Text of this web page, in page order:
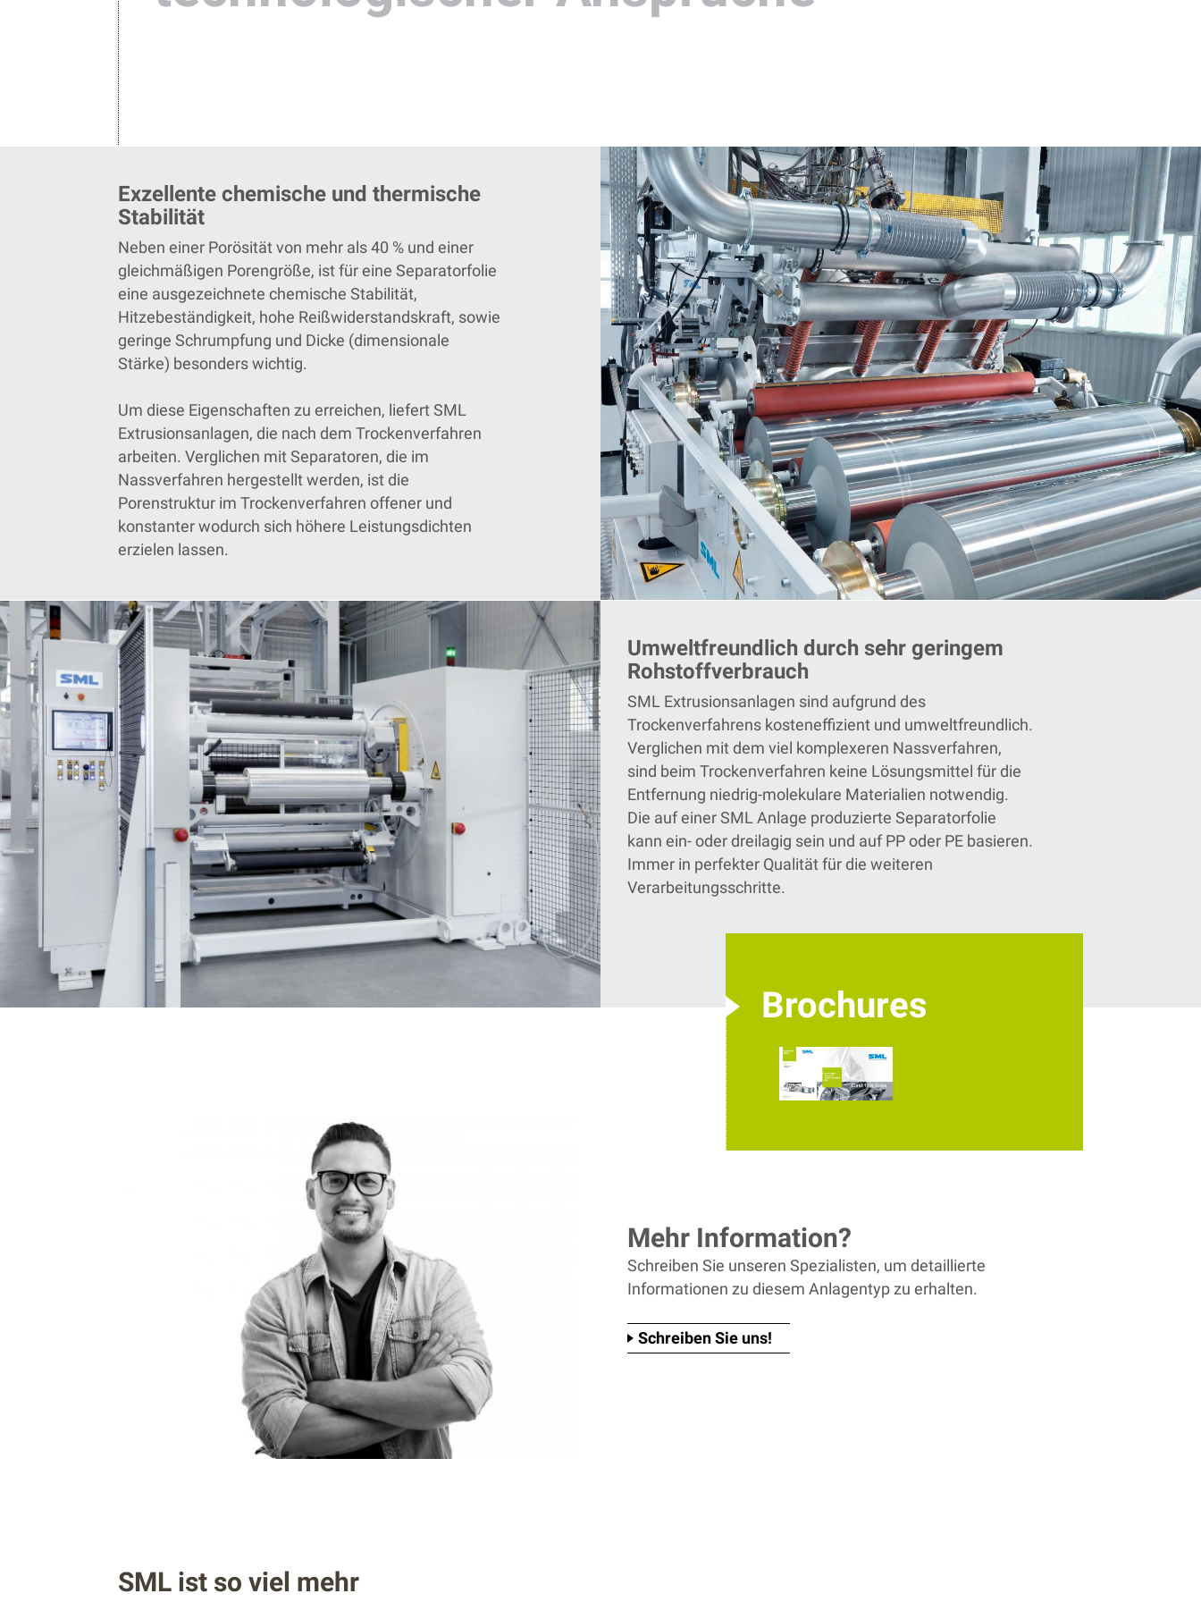
Exzellente chemische und thermische
Stabilität
Neben einer Porösität von mehr als 40 % und einer
gleichmäßigen Porengröße, ist für eine Separatorfolie
eine ausgezeichnete chemische Stabilität,
Hitzebeständigkeit, hohe Reißwiderstandskraft, sowie
geringe Schrumpfung und Dicke (dimensionale
Stärke) besonders wichtig.
Um diese Eigenschaften zu erreichen, liefert SML
Extrusionsanlagen, die nach dem Trockenverfahren
arbeiten. Verglichen mit Separatoren, die im
Nassverfahren hergestellt werden, ist die
Porenstruktur im Trockenverfahren offener und
konstanter wodurch sich höhere Leistungsdichten
erzielen lassen.
Umweltfreundlich durch sehr geringem
Rohstoffverbrauch
SML Extrusionsanlagen sind aufgrund des
Trockenverfahrens kosteneffizient und umweltfreundlich.
Verglichen mit dem viel komplexeren Nassverfahren,
sind beim Trockenverfahren keine Lösungsmittel für die
Entfernung niedrig-molekulare Materialien notwendig.
Die auf einer SML Anlage produzierte Separatorfolie
kann ein- oder dreilagig sein und auf PP oder PE basieren.
Immer in perfekter Qualität für die weiteren
Verarbeitungsschritte.
Mehr Information?
Schreiben Sie unseren Spezialisten, um detaillierte
Informationen zu diesem Anlagentyp zu erhalten.
Schreiben Sie uns!
SML ist so viel mehr